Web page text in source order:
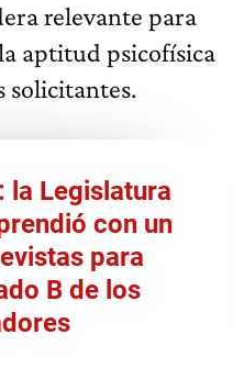
relevante para
aptitud psicofísica
solicitantes.
la Legislatura
con un
para
B de los